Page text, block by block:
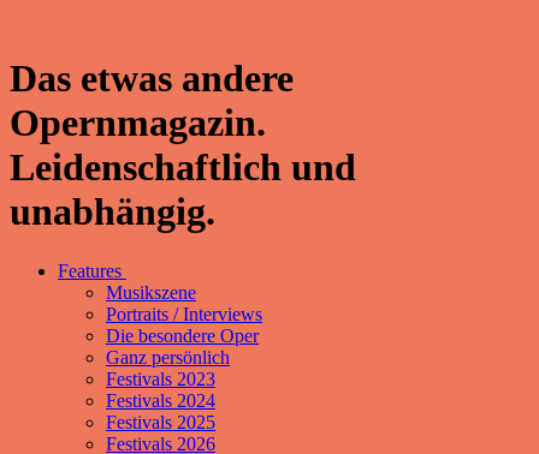
Das etwas andere
Opernmagazin.
Leidenschaftlich und
unabhängig.
Features
Musikszene
Portraits / Interviews
Die besondere Oper
Ganz persönlich
Festivals 2023
Festivals 2024
Festivals 2025
Festivals 2026